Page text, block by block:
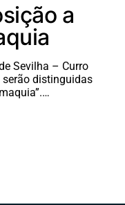
a
Sevilha – Curro
serão distinguidas